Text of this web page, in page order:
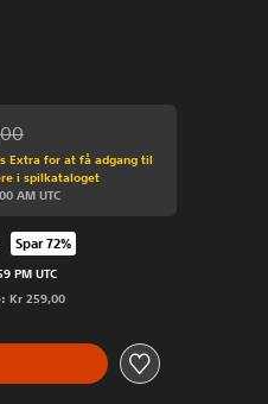
den normale pris på Kr 259,00
Extra for at få adgang til
i spilkataloget
AM UTC
normale pris på Kr 259,00
Spar 72%
PM UTC
Kr 259,00